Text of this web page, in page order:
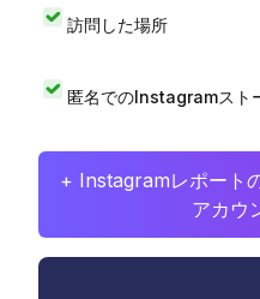
訪問した場所
匿名でのInstagramスト
+ Instagramレポート
アカウ